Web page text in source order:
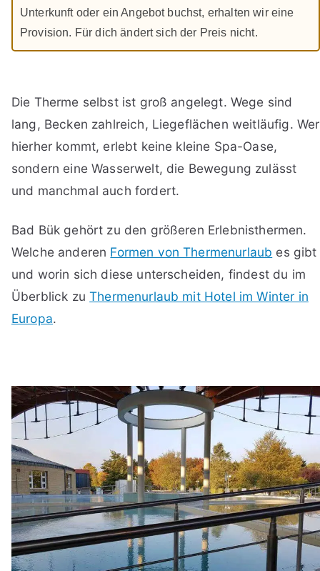
Unterkunft oder ein Angebot buchst, erhalten wir eine
Provision. Für dich ändert sich der Preis nicht.
Die Therme selbst ist groß angelegt. Wege sind
lang, Becken zahlreich, Liegeflächen weitläufig. Wer
hierher kommt, erlebt keine kleine Spa-Oase,
sondern eine Wasserwelt, die Bewegung zulässt
und manchmal auch fordert.
Bad Bük gehört zu den größeren Erlebnisthermen.
Welche anderen Formen von Thermenurlaub es gibt
und worin sich diese unterscheiden, findest du im
Überblick zuThermenurlaub mit Hotel im Winter in
Europa.